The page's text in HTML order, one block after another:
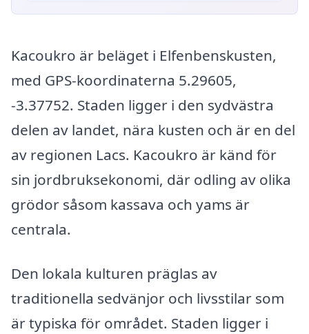
Kacoukro är beläget i Elfenbenskusten,
med GPS-koordinaterna 5.29605,
-3.37752. Staden ligger i den sydvästra
delen av landet, nära kusten och är en del
av regionen Lacs. Kacoukro är känd för
sin jordbruksekonomi, där odling av olika
grödor såsom kassava och yams är
centrala.
Den lokala kulturen präglas av
traditionella sedvänjor och livsstilar som
är typiska för området. Staden ligger i